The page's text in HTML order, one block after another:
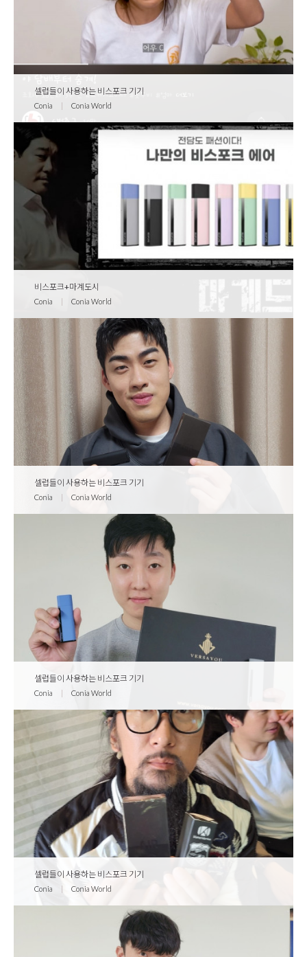
셀럽들이 사용하는 비스포크 기기
Conia | Conia World
비스포크+마계도시
Conia | Conia World
셀럽들이 사용하는 비스포크 기기
Conia | Conia World
셀럽들이 사용하는 비스포크 기기
Conia | Conia World
셀럽들이 사용하는 비스포크 기기
Conia | Conia World